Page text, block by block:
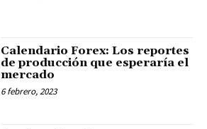
Calendario Forex: Los reportes
de producción que esperaría el
mercado
6 febrero, 2023